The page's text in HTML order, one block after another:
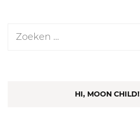
Zoeken
HI, MOON CHILD!